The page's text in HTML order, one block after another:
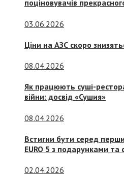
поціновувачів
03.06.2026
Ціни на АЗС скоро
08.04.2026
Як працюють суші-
війни: досвід «Сушия»
08.04.2026
Встигни бути серед
EURO 5 з подарунками та
02.04.2026